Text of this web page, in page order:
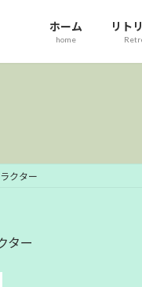
ホーム
home
リト
クター
ター